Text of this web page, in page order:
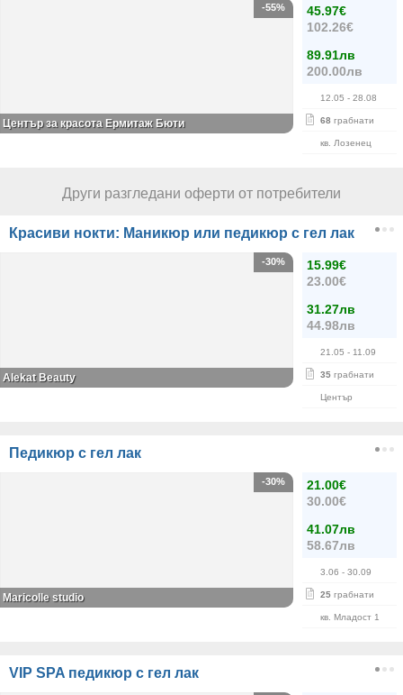
45.97€
102.26€
89.91лв
200.00лв
12.05 - 28.08
68 грабнати
кв. Лозенец
-55%
Център за красота Ермитаж Бюти
Други разгледани оферти от потребители
Красиви нокти: Маникюр или педикюр с гел лак
15.99€
23.00€
31.27лв
44.98лв
21.05 - 11.09
35 грабнати
Център
-30%
Alekat Beauty
Педикюр с гел лак
21.00€
30.00€
41.07лв
58.67лв
3.06 - 30.09
25 грабнати
кв. Младост 1
-30%
Maricolle studio
VIP SPA педикюр с гел лак